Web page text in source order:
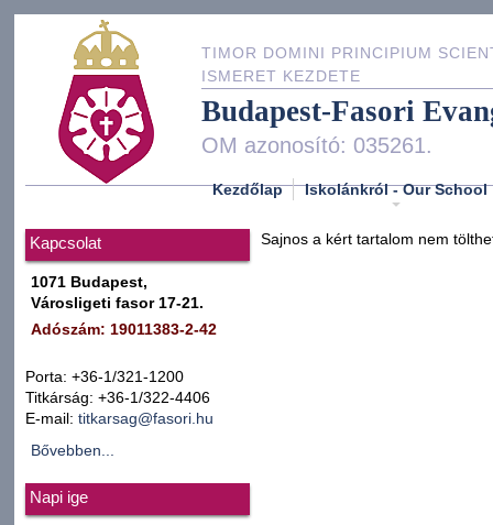
TIMOR DOMINI PRINCIPIUM
ISMERET KEZDETE
Budapest-Fasori
OM azonosító: 035261.
Kezdőlap Iskolánkról - Our School
Kapcsolat
1071 Budapest,
Városligeti fasor 17-21.
Adószám: 19011383-2-42
Porta: +36-1/321-1200
Titkárság: +36-1/322-4406
E-mail: titkarsag@fasori.hu
Bővebben...
Napi ige
Sajnos a kért tartalom nem